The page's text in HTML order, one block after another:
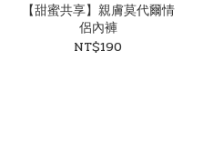
【甜蜜共享】親膚莫代爾情
侶內褲
NT$190